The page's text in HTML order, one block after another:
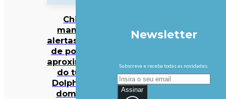
China
mantém
alertas antes
de possível
aproximação
do tufão
Dolphin no
domingo
Newsletter
Subscreva e receba todas as novidades.
Assinar